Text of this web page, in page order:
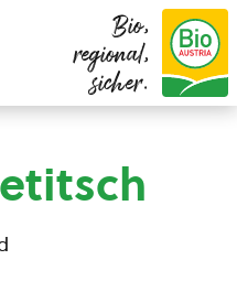
Bio,
regional,
sicher.